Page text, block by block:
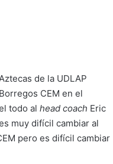
de la UDLAP
CEM en el
todo al head coach Eric
muy difícil cambiar al
pero es difícil cambiar